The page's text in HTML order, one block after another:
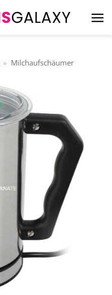
» Milchaufschäumer